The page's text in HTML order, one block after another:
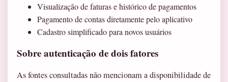
Visualização de faturas e histórico de pagamentos
Pagamento de contas diretamente pelo aplicativo
Cadastro simplificado para novos usuários
Sobre autenticação de dois fatores
As fontes consultadas não mencionam a disponibilidade de